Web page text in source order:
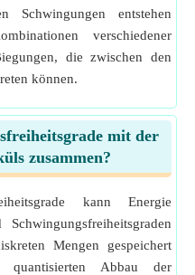
Schwingungen entstehen
verschiedener
die zwischen den
können.
mit der
zusammen?
kann Energie
Mengen gespeichert
Abbau der